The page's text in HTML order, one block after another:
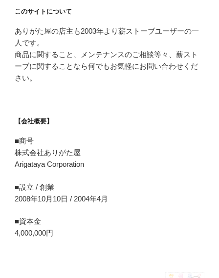
このサイトについて
ありがた屋の店主も2003年より薪ストーブユーザーの一
人です。
商品に関すること、メンテナンスのご相談等々、薪スト
ーブに関することなら何でもお気軽にお問い合わせくだ
さい。
【会社概要】
■商号
株式会社ありがた屋
Arigataya Corporation
■設立 / 創業
2008年10月10日 / 2004年4月
■資本金
4,000,000円